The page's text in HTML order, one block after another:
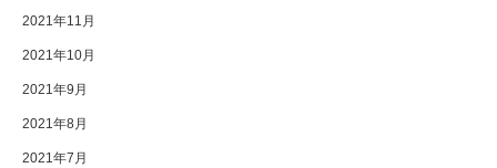
2021年11月
2021年10月
2021年9月
2021年8月
2021年7月